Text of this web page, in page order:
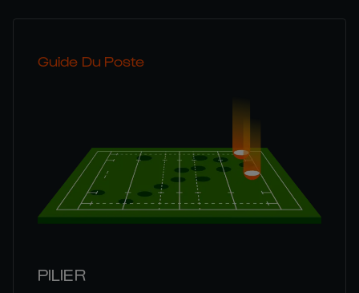
Guide Du Poste
PILIER